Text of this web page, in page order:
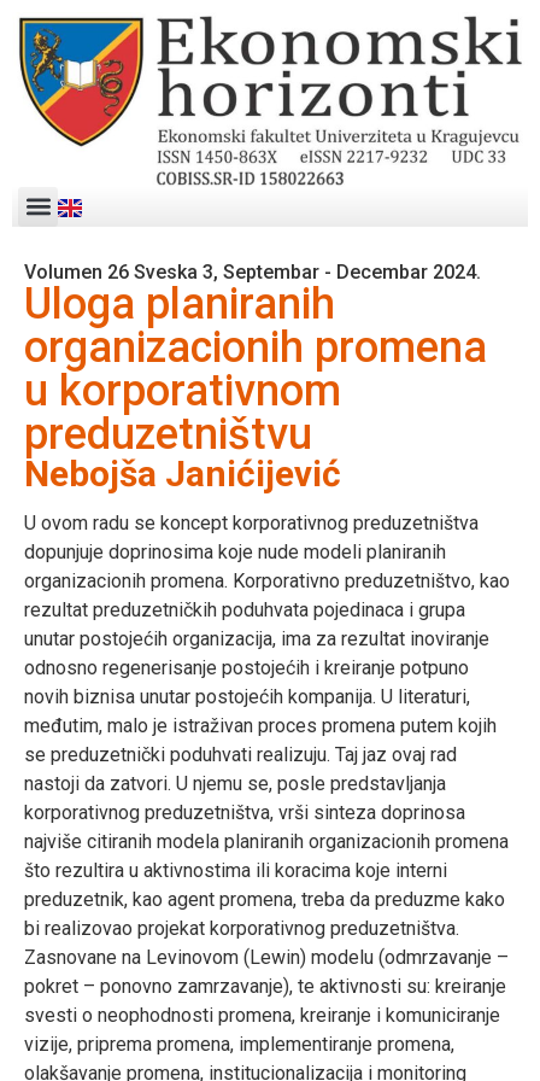
Volumen 26 Sveska 3, Septembar - Decembar 2024.
Uloga planiranih
organizacionih promena
u korporativnom
preduzetništvu
Nebojša Janićijević
U ovom radu se koncept korporativnog preduzetništva
dopunjuje doprinosima koje nude modeli planiranih
organizacionih promena. Korporativno preduzetništvo, kao
rezultat preduzetničkih poduhvata pojedinaca i grupa
unutar postojećih organizacija, ima za rezultat inoviranje
odnosno regenerisanje postojećih i kreiranje potpuno
novih biznisa unutar postojećih kompanija. U literaturi,
međutim, malo je istraživan proces promena putem kojih
se preduzetnički poduhvati realizuju. Taj jaz ovaj rad
nastoji da zatvori. U njemu se, posle predstavljanja
korporativnog preduzetništva, vrši sinteza doprinosa
najviše citiranih modela planiranih organizacionih promena
što rezultira u aktivnostima ili koracima koje interni
preduzetnik, kao agent promena, treba da preduzme kako
bi realizovao projekat korporativnog preduzetništva.
Zasnovane na Levinovom (Lewin) modelu (odmrzavanje –
pokret – ponovno zamrzavanje), te aktivnosti su: kreiranje
svesti o neophodnosti promena, kreiranje i komuniciranje
vizije, priprema promena, implementiranje promena,
olakšavanje promena, institucionalizacija i monitoring